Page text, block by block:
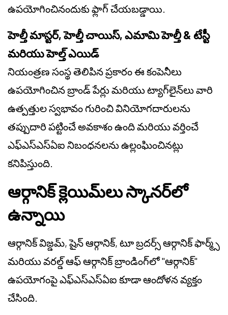
ఉపయోగించినందుకు ఫ్లాగ్ చేయబడ్డాయి.
హెల్తీ మాస్టర్, హెల్తీ చాయిస్, ఎమామి హెల్తీ & టేస్టీ
మరియు హెల్త్ ఎయిడ్
నియంత్రణ సంస్థ తెలిపిన ప్రకారం ఈ కంపెనీలు
ఉపయోగించిన బ్రాండ్ పేర్లు మరియు ట్యాగ్‌లైన్‌లు వారి
ఉత్పత్తుల స్వభావం గురించి వినియోగదారులను
తప్పుదారి పట్టించే అవకాశం ఉంది మరియు వర్తించే
ఎఫ్‌ఎస్‌ఎస్‌ఏఐ నిబంధనలను ఉల్లంఘించినట్లు
కనిపిస్తుంది.
ఆర్గానిక్ క్లెయిమ్‌లు స్కానర్‌లో
ఉన్నాయి
ఆర్గానిక్ విజ్డమ్, షైన్ ఆర్గానిక్, టూ బ్రదర్స్ ఆర్గానిక్ ఫార్మ్స్
మరియు వరల్డ్ ఆఫ్ ఆర్గానిక్ బ్రాండింగ్‌లో "ఆర్గానిక్"
ఉపయోగంపై ఎఫ్‌ఎస్‌ఎస్‌ఏఐ కూడా ఆందోళన వ్యక్తం
చేసింది.